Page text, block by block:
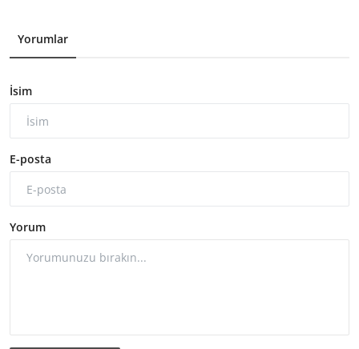
Yorumlar
İsim
E-posta
Yorum